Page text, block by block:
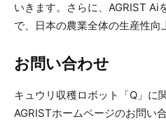
いきます。さらに、AGRIST Ai
で、日本の農業全体の生産性向
お問い合わせ
キュウリ収穫ロボット「Q」に
AGRISTホームページのお問い